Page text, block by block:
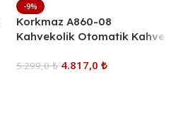
-9%
Korkmaz A860-08
Kahvekolik Otomatik Kahve
5.299,0₺ 4.817,0 ₺